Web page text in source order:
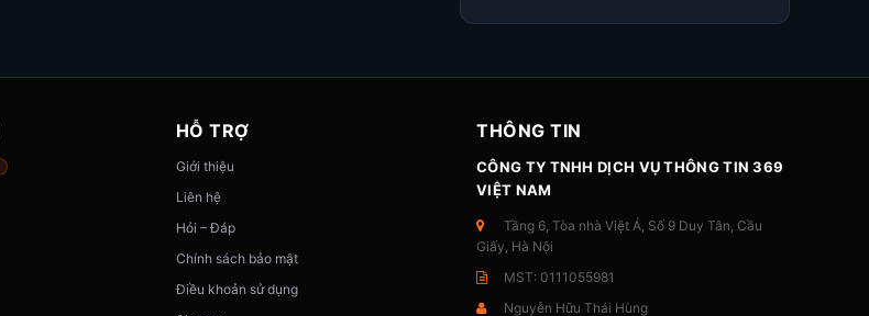
HỖ TRỢ
Giới thiệu
Liên hệ
Hỏi – Đáp
Chính sách bảo mật
Điều khoản sử dụng
THÔNG TIN
CÔNG TY TNHH DỊCH VỤ THÔNG TIN 369
VIỆT NAM
Tầng 6, Tòa nhà Việt Á, Số 9 Duy Tân, Cầu
Giấy, Hà Nội
MST: 0111055981
Nguyễn Hữu Thái Hùng